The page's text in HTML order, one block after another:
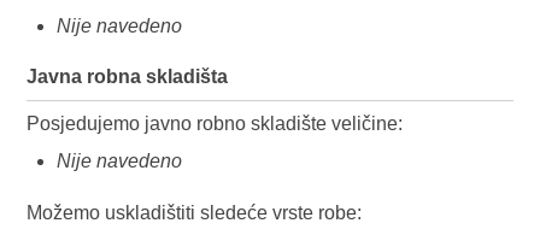
Nije navedeno
Javna robna skladišta
Posjedujemo javno robno skladište veličine:
Nije navedeno
Možemo uskladištiti sledeće vrste robe: